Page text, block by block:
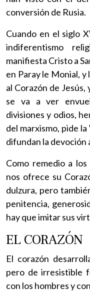
conversión de Rusia.
Cuando en el siglo
indiferentismo
manifiesta Cristo a
en Paray le Monial,
al Corazón de
se va a ver
divisiones y odios,
del marxismo, pide
difundan la devoción
Como remedio a
nos ofrece su
dulzura, pero
penitencia,
hay que imitar sus
EL CORAZÓN
El corazón
pero de irresistible
con los hombres y